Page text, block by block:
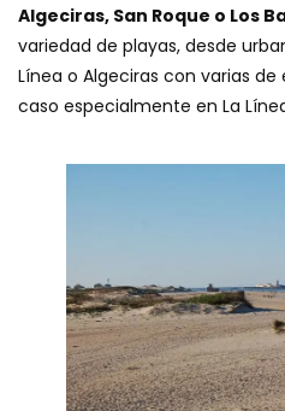
Algeciras, San Roque o Los
variedad de playas, desde
Línea o Algeciras con varias
caso especialmente en La